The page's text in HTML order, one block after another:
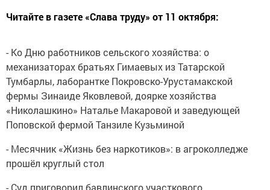
Читайте в газете «Слава труду» от 11 октября:
- Ко Дню работников сельского хозяйства: о
механизаторах братьях Гимаевых из Татарской
Тумбарлы, лаборантке Покровско-Урустамакской
фермы Зинаиде Яковлевой, доярке хозяйства
«Николашкино» Наталье Макаровой и заведующей
Поповской фермой Танзиле Кузьминой
- Месячник «Жизнь без наркотиков»: в агроколледже
прошёл круглый стол
- Суд приговорил бавлинского участкового